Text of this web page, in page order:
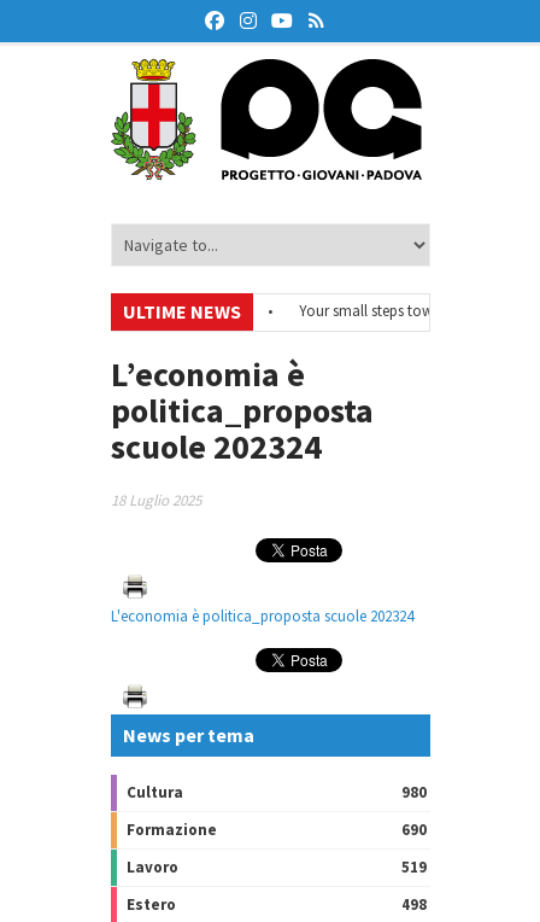
ULTIME NEWS
#EurodeskOnAir – Ciclo di webinar
Your small steps towards
finanziaria
• Oxford Debate Lab – Borse di studio 2026/27
L’economia è
politica_proposta
scuole 202324
18 Luglio 2025
L'economia è politica_proposta scuole 202324
News per tema
Cultura
980
Formazione
690
Lavoro
519
Estero
498